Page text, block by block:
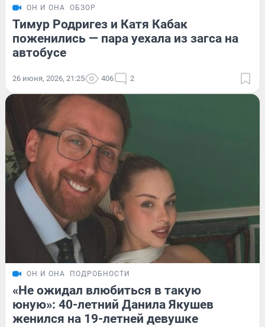
ОН И ОНА ОБЗОР
Тимур Родригез и Катя Кабак
поженились — пара уехала из загса на
автобусе
26 июня, 2026, 21:25 406 2
ОН И ОНА ПОДРОБНОСТИ
«Не ожидал влюбиться в такую
юную»: 40-летний Данила Якушев
женился на 19-летней девушке